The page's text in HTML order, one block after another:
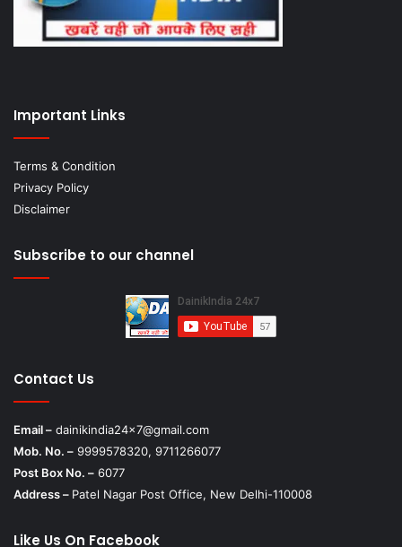
Important Links
Terms & Condition
Privacy Policy
Disclaimer
Subscribe to our channel
Contact Us
Email – dainikindia24x7@gmail.com
Mob. No. – 9999578320, 9711266077
Post Box No. – 6077
Address – Patel Nagar Post Office, New Delhi-110008
Like Us On Facebook